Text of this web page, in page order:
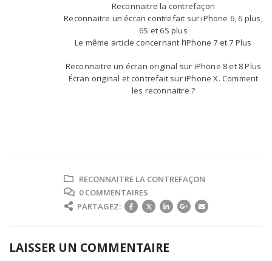
Reconnaitre la contrefaçon
Reconnaitre un écran contrefait sur iPhone 6, 6 plus,
6S et 6S plus
Le même article concernant l’iPhone 7 et 7 Plus
Reconnaitre un écran original sur iPhone 8 et 8 Plus
Écran original et contrefait sur iPhone X. Comment
les reconnaitre ?
RECONNAITRE LA CONTREFAÇON
0 COMMENTAIRES
PARTAGEZ:
LAISSER UN COMMENTAIRE